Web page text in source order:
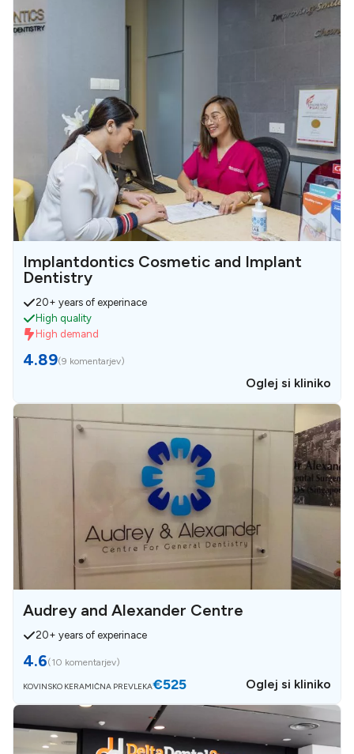
Implantdontics Cosmetic and Implant
Dentistry
20+ years of experinace
High quality
High demand
4.89(9 komentarjev)
Oglej si kliniko
Audrey and Alexander Centre
20+ years of experinace
4.6(10 komentarjev)
KOVINSKO KERAMIČNA PREVLEKA€525 Oglej si kliniko